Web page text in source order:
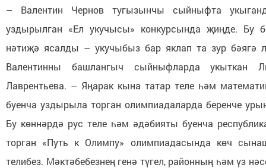
– Валентин Чернов тугызынчы сыйныфта
уздырылган «Ел укучысы» конкурсында җиңде. Бу
нәтиҗә ясалды – укучыбыз бар яклап та зур бәягә
Валентинны башлангыч сыйныфларда укыткан
Лаврентьева. – Яңарак кына татар теле һәм
буенча уздырыла торган олимпиадаларда беренче
Бу көннәрдә рус теле һәм әдәбияты буенча
торган «Путь к Олимпу» олимпиадасында көч
телибез. Мәктәбебезнең генә түгел, районның һәм үз